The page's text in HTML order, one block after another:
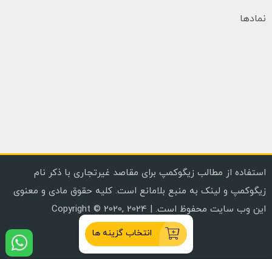
نمادها
استفاده از مطالب زیگوکمپ برای مقاصد غیرتجاری با ذکر نام
زیگوکمپ و لینک به منبع بلامانع است. کلیه حقوق مادی و معنوی
این وب سایت محفوظ است. | Copyright © 2020, 2024
انتخاب گزینه ها